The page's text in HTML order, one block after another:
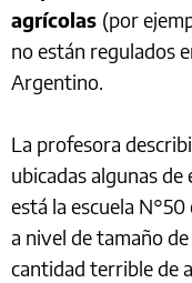
agrícolas (por
no están regulados
Argentino.
La profesora
ubicadas algunas de
está la escuela
a nivel de tamaño
cantidad terrible de